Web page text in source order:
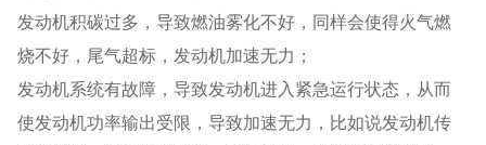
发动机积碳过多，导致燃油雾化不好，同样会使得火气燃
烧不好，尾气超标，发动机加速无力；
发动机系统有故障，导致发动机进入紧急运行状态，从而
使发动机功率输出受限，导致加速无力，比如说发动机传